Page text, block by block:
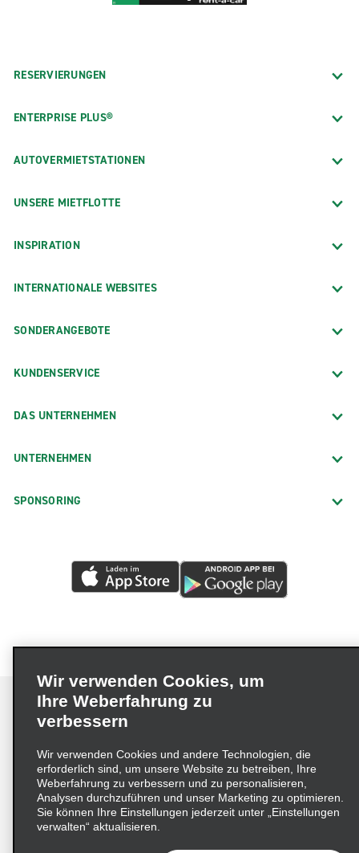
RESERVIERUNGEN
ENTERPRISE PLUS®
AUTOVERMIETSTATIONEN
UNSERE MIETFLOTTE
INSPIRATION
INTERNATIONALE WEBSITES
SONDERANGEBOTE
KUNDENSERVICE
DAS UNTERNEHMEN
UNTERNEHMEN
SPONSORING
Impressum Nutzungsbedingungen
Datenschutzrichtlinie
Cookie-Richtlinie
Datenschutzoptionen
Lieferkettensorgfaltspflichtengesetz (LkSG) Grundsatzerklärung
Beschwerdeverfahren nach dem
Wir verwenden Cookies, um
Ihre Weberfahrung zu
verbessern
Wir verwenden Cookies und andere Technologien, die
erforderlich sind, um unsere Website zu betreiben, Ihre
Weberfahrung zu verbessern und zu personalisieren,
Analysen durchzuführen und unser Marketing zu optimieren.
Sie können Ihre Einstellungen jederzeit unter „Einstellungen
verwalten“ aktualisieren.